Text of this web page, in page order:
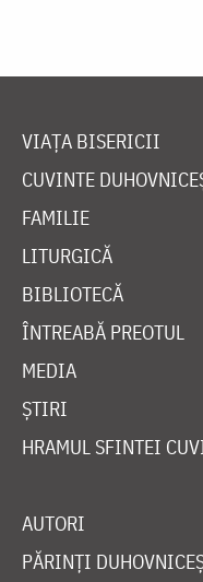
VIAȚA BISERICII
CUVINTE
FAMILIE
LITURGICĂ
BIBLIOTECĂ
ÎNTREABĂ PREOTUL
MEDIA
ȘTIRI
HRAMUL SFINTEI
AUTORI
PĂRINȚI